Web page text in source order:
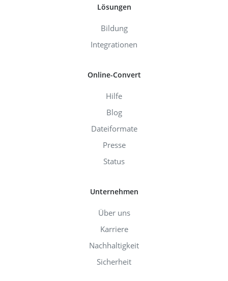
Lösungen
Bildung
Integrationen
Online-Convert
Hilfe
Blog
Dateiformate
Presse
Status
Unternehmen
Über uns
Karriere
Nachhaltigkeit
Sicherheit